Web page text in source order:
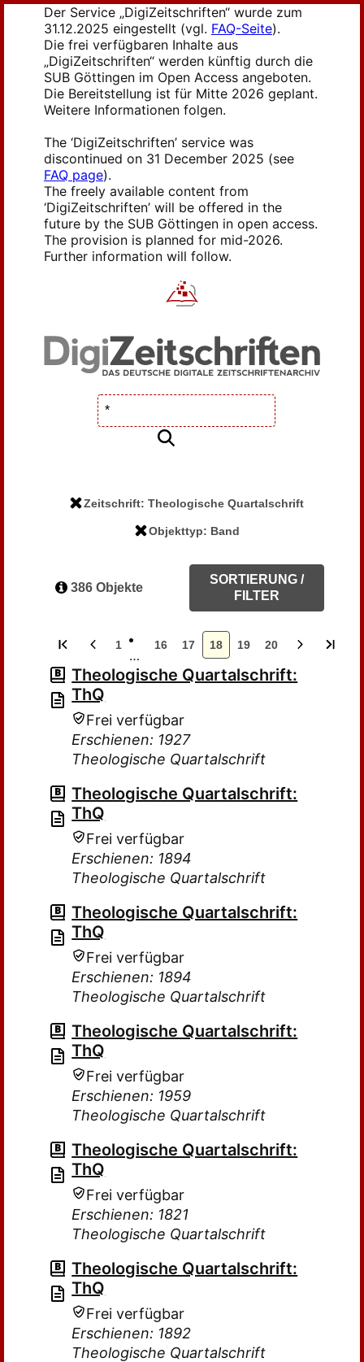
Der Service „DigiZeitschriften“ wurde zum
31.12.2025 eingestellt (vgl. FAQ-Seite).
Die frei verfügbaren Inhalte aus
„DigiZeitschriften“ werden künftig durch die
SUB Göttingen im Open Access angeboten.
Die Bereitstellung ist für Mitte 2026 geplant.
Weitere Informationen folgen.
The ‘DigiZeitschriften’ service was
discontinued on 31 December 2025 (see
FAQ page).
The freely available content from
‘DigiZeitschriften’ will be offered in the
future by the SUB Göttingen in open access.
The provision is planned for mid-2026.
Further information will follow.
Zeitschrift: Theologische Quartalschrift
Objekttyp: Band
386 Objekte
SORTIERUNG /
FILTER
1
…
16 17 18 19 20
Theologische Quartalschrift:
ThQ
Frei verfügbar
Erschienen: 1927
Theologische Quartalschrift
Theologische Quartalschrift:
ThQ
Frei verfügbar
Erschienen: 1894
Theologische Quartalschrift
Theologische Quartalschrift:
ThQ
Frei verfügbar
Erschienen: 1894
Theologische Quartalschrift
Theologische Quartalschrift:
ThQ
Frei verfügbar
Erschienen: 1959
Theologische Quartalschrift
Theologische Quartalschrift:
ThQ
Frei verfügbar
Erschienen: 1821
Theologische Quartalschrift
Theologische Quartalschrift:
ThQ
Frei verfügbar
Erschienen: 1892
Theologische Quartalschrift